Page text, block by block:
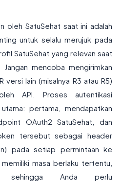
oleh SatuSehat saat ini adalah
untuk selalu merujuk pada
SatuSehat yang relevan saat
mencoba mengirimkan
versi lain (misalnya R3 atau R5)
API. Proses autentikasi
pertama, mendapatkan
OAuth2 SatuSehat, dan
tersebut sebagai header
pada setiap permintaan ke
masa berlaku tertentu,
Anda perlu